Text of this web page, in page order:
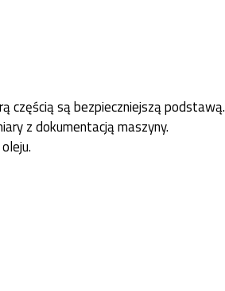
częścią są bezpieczniejszą podstawą.
z dokumentacją maszyny.